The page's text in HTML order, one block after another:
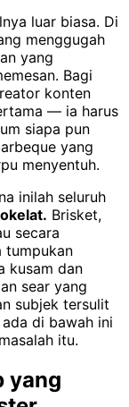
luar biasa. Di
menggugah
yang
Bagi
konten
— ia harus
siapa pun
yang
menyentuh.
inilah seluruh
Brisket,
secara
tumpukan
kusam dan
sear yang
subjek tersulit
di bawah ini
itu.
yang